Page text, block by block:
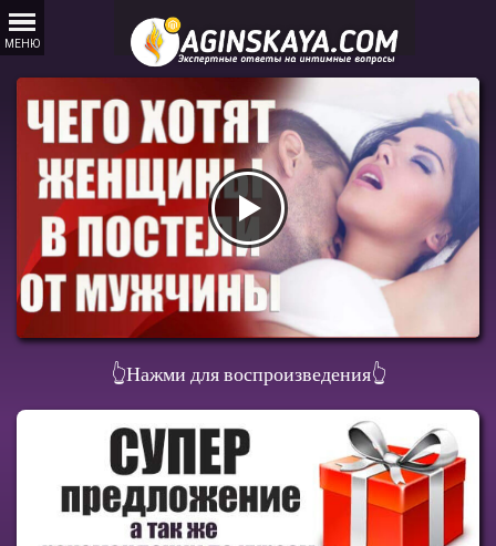
👆Нажми для воспроизведения👆